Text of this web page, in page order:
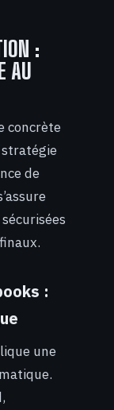
:
AU
concrète
stratégie
de
:
une